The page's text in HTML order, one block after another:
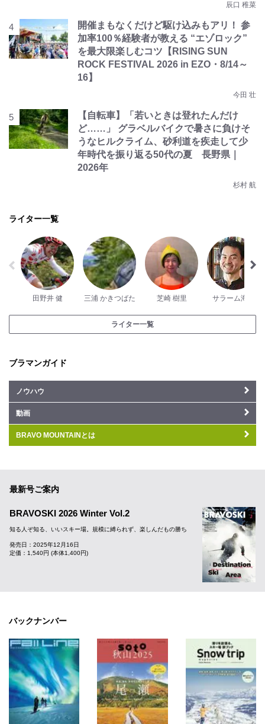
辰口 稚菜
開催まもなくだけど駆け込みもアリ！ 参
加率100％経験者が教える “エゾロック”
を最大限楽しむコツ【RISING SUN
ROCK FESTIVAL 2026 in EZO・8/14～
16】
今田 壮
【自転車】「若いときは登れたんだけ
ど……」 グラベルバイクで暑さに負けそ
うなヒルクライム、砂利道を疾走して少
年時代を振り返る50代の夏 長野県｜
2026年
杉村 航
ライター一覧
田野井 健 三浦 かきつばた 芝崎 樹里 サラーム海上
ライター一覧
ブラマンガイド
ノウハウ
動画
BRAVO MOUNTAINとは
最新号ご案内
BRAVOSKI 2026 Winter Vol.2
知る人ぞ知る、いいスキー場。規模に縛られず、楽しんだもの勝ち
発売日：2025年12月16日
定価：1,540円 (本体1,400円)
バックナンバー